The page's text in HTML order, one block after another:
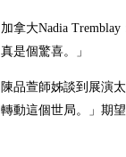
加拿大Nadia
真是個驚喜。」
陳品萱師姊談到展演
轉動這個世局。」期